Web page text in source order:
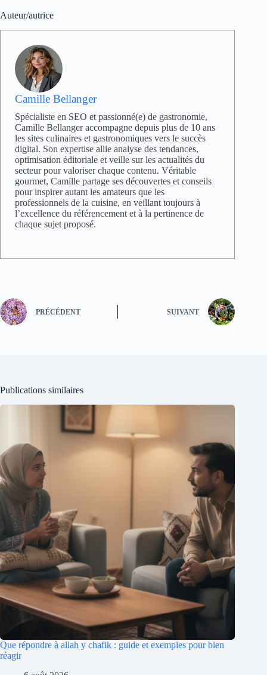
Auteur/autrice
Camille Bellanger
Spécialiste en SEO et passionné(e) de gastronomie,
Camille Bellanger accompagne depuis plus de 10 ans
les sites culinaires et gastronomiques vers le succès
digital. Son expertise allie analyse des tendances,
optimisation éditoriale et veille sur les actualités du
secteur pour valoriser chaque contenu. Véritable
gourmet, Camille partage ses découvertes et conseils
pour inspirer autant les amateurs que les
professionnels de la cuisine, en veillant toujours à
l’excellence du référencement et à la pertinence de
chaque sujet proposé.
PRÉCÉDENT SUIVANT
Publications similaires
Que répondre à allah y chafik : guide et exemples pour bien
réagir